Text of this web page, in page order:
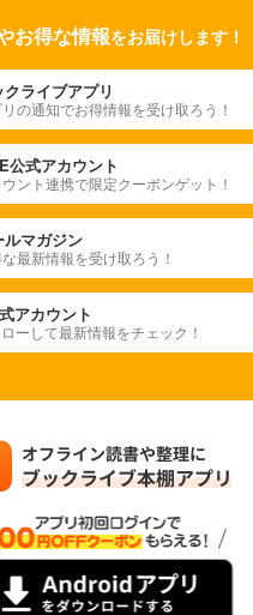
じを表示する
経済 2025/10/25号
込)
じを表示する
経済 2025年10/11・10/18合併号
込)
洋経済 2025年9/27・10/4合併号
込)
じを表示する
お得な情報をお届けします！
クライブアプリ
の通知でお得情報を受け取ろう！
公式アカウント
ント連携で限定クーポンゲット！
ルマガジン
最新情報を受け取ろう！
アカウント
ーして最新情報をチェック！